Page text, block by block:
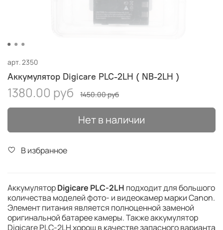
арт.2350
Аккумулятор Digicare PLC-2LH ( NB-2LH )
1380.00 руб 1450.00 руб
Нет в наличии
В избранное
АккумуляторDigicare PLC-2LН подходит для большого
количества моделей фото- и видеокамер марки Canon.
Элемент питания является полноценной заменой
оригинальной батарее камеры. Также аккумулятор
Digicare PLC-2LН хорош в качестве запасного варианта